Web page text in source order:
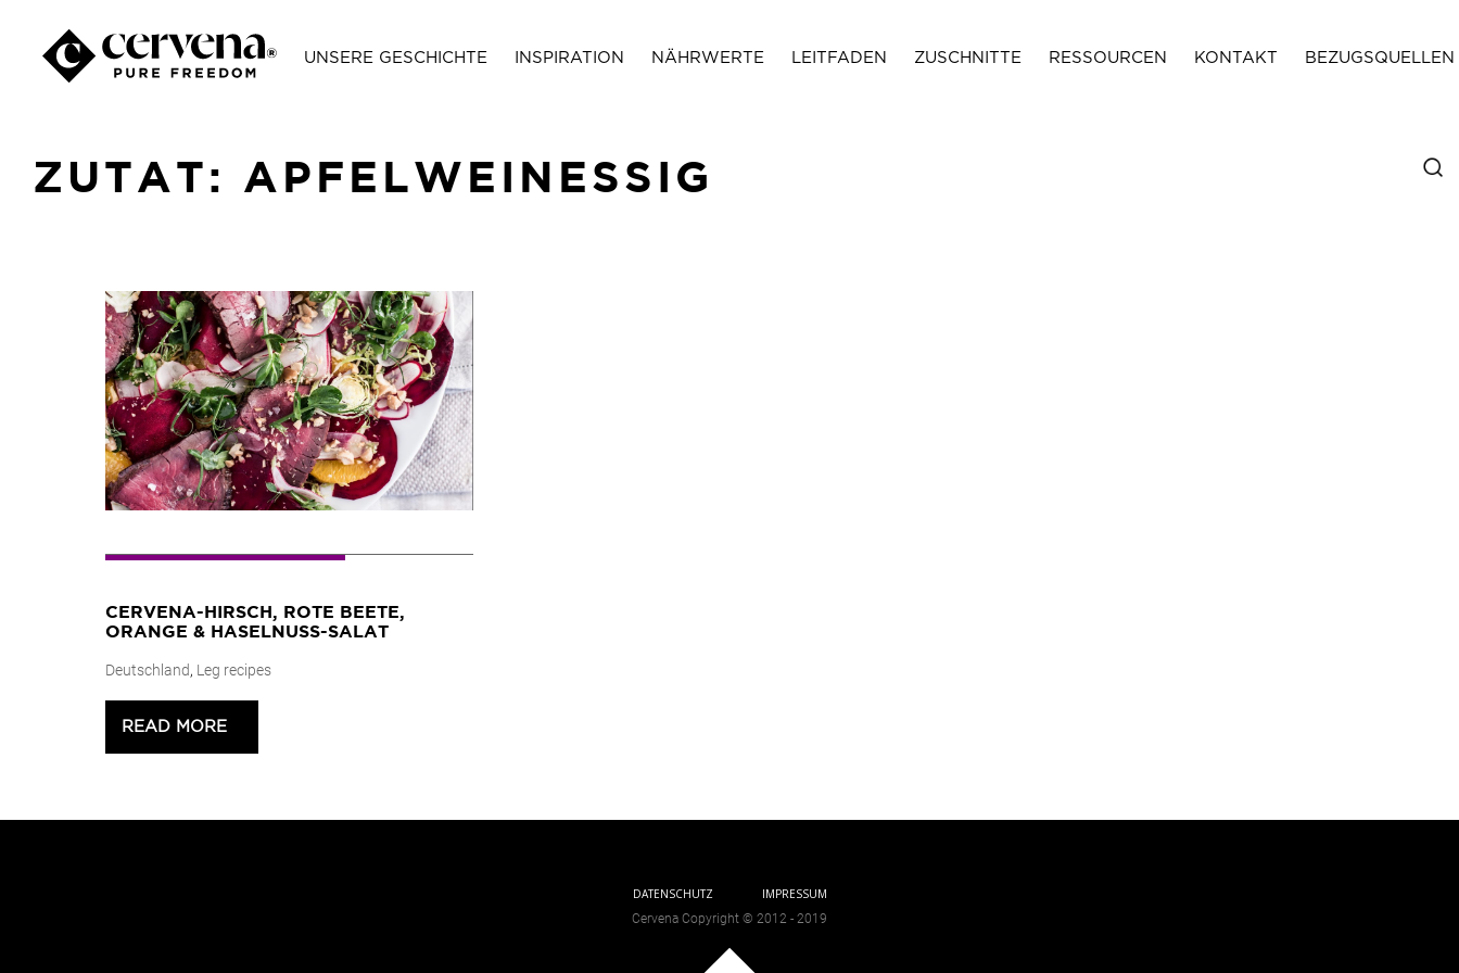
UNSERE GESCHICHTE INSPIRATION NÄHRWERTE LEITFADEN ZUSCHNITTE RESSOURCEN KONTAKT BEZUGSQUELLEN
ZUTAT: APFELWEINESSIG
CERVENA-HIRSCH, ROTE BEETE,
ORANGE & HASELNUSS-SALAT
Deutschland, Leg recipes
READ MORE
DATENSCHUTZ
IMPRESSUM
Cervena Copyright © 2012 - 2019